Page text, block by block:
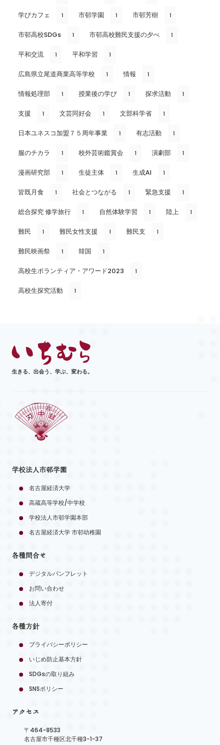
学びカフェ 1 市邨学園 1 市邨芳樹 1
市邨高校SDGs 1 市邨高校難民支援の夕べ 1
平和交流 1 平和学習 1
広島県立尾道商業高等学校 1 情報 1
情報処理部 1 授業後の学び 1 探求活動 1
支援 1 文芸同好会 1 文部科学省 1
日本ユネスコ加盟７５周年事業 1 有志活動 1
服のチカラ 1 校外芸術鑑賞会 1 演劇部 1
漫画研究部 1 生徒主体 1 生成AI 1
皆既月食 1 社会とつながる 1 緊急支援 1
総合探究 修学旅行 1 自然体験学習 1 陸上 1
難民 1 難民女性支援 1 難民支 1
難民映画祭 1 韓国 1
高校生ボランティア・アワード2023 1
高校生探究活動 1
生きる、出会う、学ぶ、変わる。
学校法人市邨学園
名古屋経済大学
高蔵高等学校/中学校
学校法人市邨学園本部
名古屋経済大学 市邨幼稚園
各種問合せ
デジタルパンフレット
お問い合わせ
法人寄付
各種方針
プライバシーポリシー
いじめ防止基本方針
SDGsの取り組み
SNSポリシー
アクセス
〒464-8533
名古屋市千種区北千種3-1-37